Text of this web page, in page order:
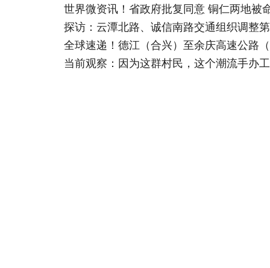
世界微资讯！省政府批复同意 铜仁两地被
探访：云潭北路、诚信南路交通组织调整
全球速递！德江（合兴）至余庆高速公路
当前观察：因为这群村民，这个潮流手办